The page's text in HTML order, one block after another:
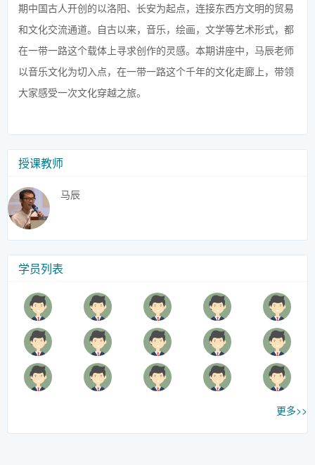
期中国古人开创的以洛阳、长安为起点，连接东西方文明的贸易
和文化交流通道。自古以来，音乐，绘画，文学等艺术形式，都
在一带一路这个载体上寻求创作的灵感。本期讲座中，马辰老师
以音乐文化为切入点，在一带一路这个千年的文化走廊上，带领
大家感受一次文化穿越之旅。
授课教师
马辰
学员列表
更多>>